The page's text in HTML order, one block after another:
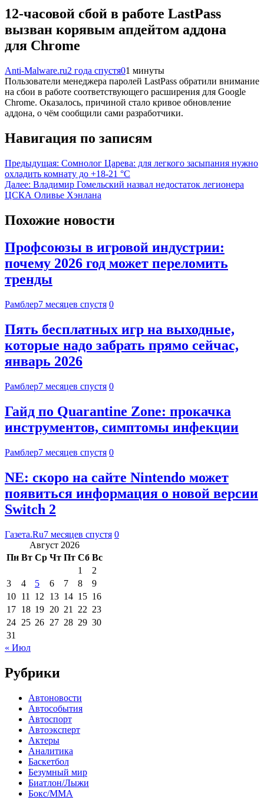
12-часовой сбой в работе LastPass
вызван корявым апдейтом аддона
для Chrome
Anti-Malware.ru2 года спустя01 минуты
Пользователи менеджера паролей LastPass обратили внимание
на сбои в работе соответствующего расширения для Google
Chrome. Оказалось, причиной стало кривое обновление
аддона, о чём сообщили сами разработчики.
Навигация по записям
Предыдущая: Сомнолог Царева: для легкого засыпания нужно
охладить комнату до +18-21 °С
Далее: Владимир Гомельский назвал недостаток легионера
ЦСКА Оливье Хэнлана
Похожие новости
Профсоюзы в игровой индустрии:
почему 2026 год может переломить
тренды
Рамблер7 месяцев спустя 0
Пять бесплатных игр на выходные,
которые надо забрать прямо сейчас,
январь 2026
Рамблер7 месяцев спустя 0
Гайд по Quarantine Zone: прокачка
инструментов, симптомы инфекции
Рамблер7 месяцев спустя 0
NE: скоро на сайте Nintendo может
появиться информация о новой версии
Switch 2
Газета.Ru7 месяцев спустя 0
Август 2026
Пн Вт Ср Чт Пт Сб Вс
1
2
3
4 5 6 7 8
9
10 11 12 13 14 15 16
17 18 19 20 21 22 23
24 25 26 27 28 29 30
31
« Июл
Рубрики
Автоновости
Автособытия
Автоспорт
Автоэксперт
Актеры
Аналитика
Баскетбол
Безумный мир
Биатлон/Лыжи
Бокс/MMA